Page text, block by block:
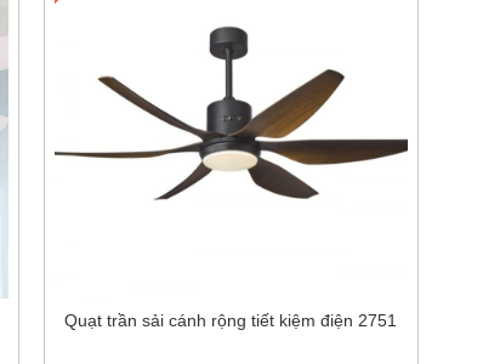
Quạt trần sải cánh rộng tiết kiệm điện 2751